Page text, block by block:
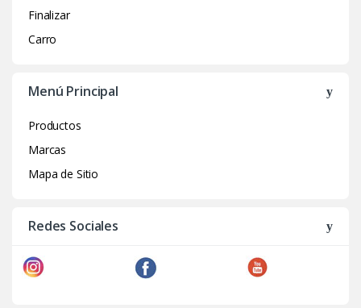
Finalizar
Carro
Menú Principal
Productos
Marcas
Mapa de Sitio
Redes Sociales